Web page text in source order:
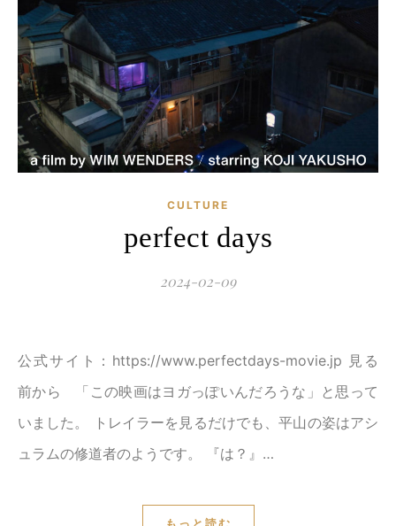
CULTURE
perfect days
2024-02-09
公式サイト：https://www.perfectdays-movie.jp 見る
前から 「この映画はヨガっぽいんだろうな」と思って
いました。 トレイラーを見るだけでも、平山の姿はアシ
ュラムの修道者のようです。 『は？』…